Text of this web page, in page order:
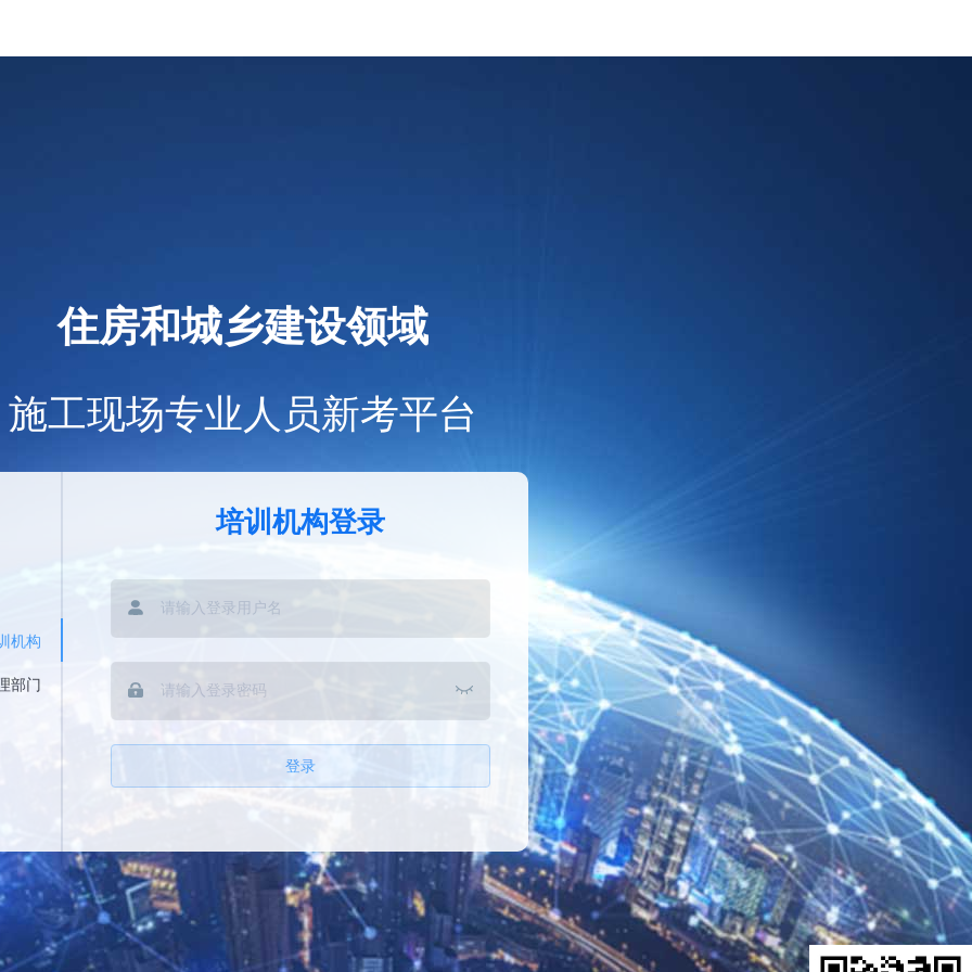
住房和城乡建设领域
施工现场专业人员新考平台
机构
部门
培训机构登录
登录